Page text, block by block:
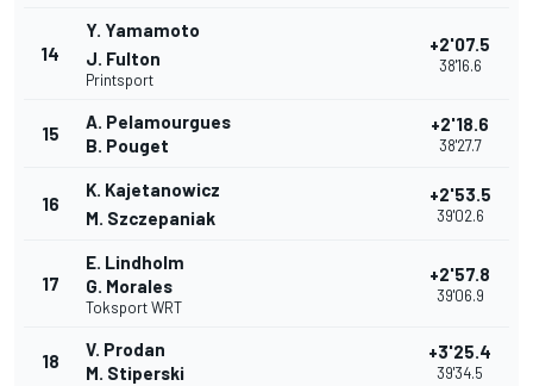
14
Y. Yamamoto
J. Fulton
Printsport
+2'07.5
38'16.6
15
A. Pelamourgues
B. Pouget
+2'18.6
38'27.7
16
K. Kajetanowicz
M. Szczepaniak
+2'53.5
39'02.6
17
E. Lindholm
G. Morales
Toksport WRT
+2'57.8
39'06.9
18
V. Prodan
M. Stiperski
+3'25.4
39'34.5